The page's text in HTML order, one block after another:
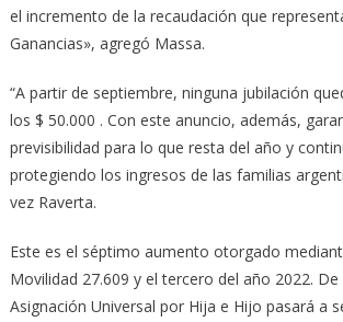
el incremento de la recaudación que
Ganancias», agregó Massa.
“A partir de septiembre, ninguna jubilación
los $ 50.000 . Con este anuncio, además,
previsibilidad para lo que resta del año y
protegiendo los ingresos de las familias
vez Raverta.
Este es el séptimo aumento otorgado
Movilidad 27.609 y el tercero del año 2022.
Asignación Universal por Hija e Hijo pasará a